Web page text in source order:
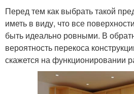
Перед тем как выбрать такой
иметь в виду, что все
быть идеально ровными. В
вероятность перекоса
скажется на функционировании